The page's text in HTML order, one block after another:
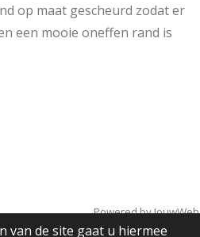
van de site gaat u hiermee
op maat gescheurd zodat er
een mooie oneffen rand is
Powered byJouwWeb